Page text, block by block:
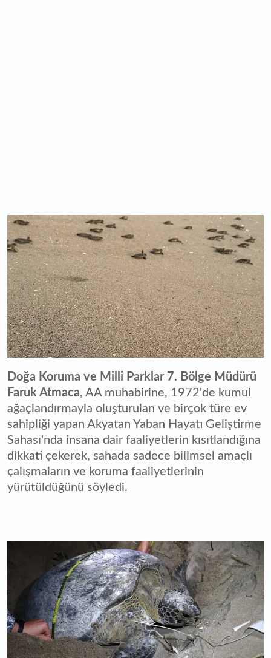
Doğa Koruma ve Milli Parklar 7. Bölge Müdürü
Faruk Atmaca, AA muhabirine, 1972'de kumul
ağaçlandırmayla oluşturulan ve birçok türe ev
sahipliği yapan Akyatan Yaban Hayatı Geliştirme
Sahası'nda insana dair faaliyetlerin kısıtlandığına
dikkati çekerek, sahada sadece bilimsel amaçlı
çalışmaların ve koruma faaliyetlerinin
yürütüldüğünü söyledi.